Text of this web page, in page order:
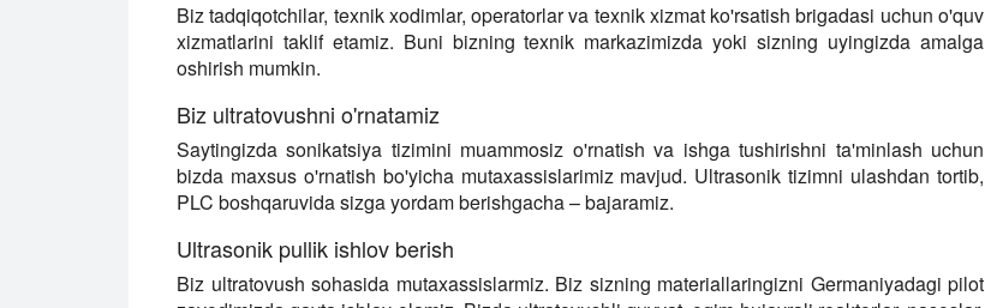
Biz tadqiqotchilar, texnik xodimlar, operatorlar va texnik xizmat ko'rsatish brigadasi uchun o'quv
xizmatlarini taklif etamiz. Buni bizning texnik markazimizda yoki sizning uyingizda amalga
oshirish mumkin.
Biz ultratovushni o'rnatamiz
Saytingizda sonikatsiya tizimini muammosiz o'rnatish va ishga tushirishni ta'minlash uchun
bizda maxsus o'rnatish bo'yicha mutaxassislarimiz mavjud. Ultrasonik tizimni ulashdan tortib,
PLC boshqaruvida sizga yordam berishgacha – bajaramiz.
Ultrasonik pullik ishlov berish
Biz ultratovush sohasida mutaxassislarmiz. Biz sizning materiallaringizni Germaniyadagi pilot